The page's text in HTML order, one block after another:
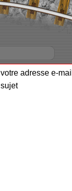
votre adresse e-mail
sujet